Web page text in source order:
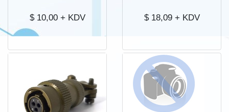
$ 10,00+ KDV $ 18,09+ KDV